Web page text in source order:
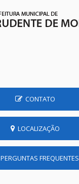
CONTATO
LOCALIZAÇÃO
FREQUENTES